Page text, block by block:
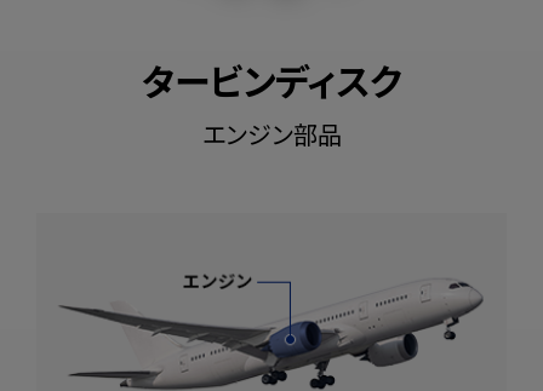
タービンディスク
エンジン部品